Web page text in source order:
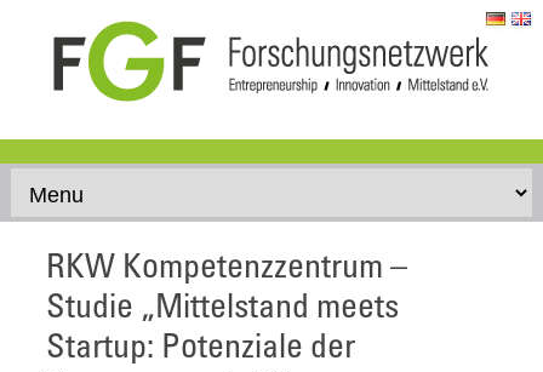
Skip to content
RKW Kompetenzzentrum –
Studie „Mittelstand meets
Startup: Potenziale der